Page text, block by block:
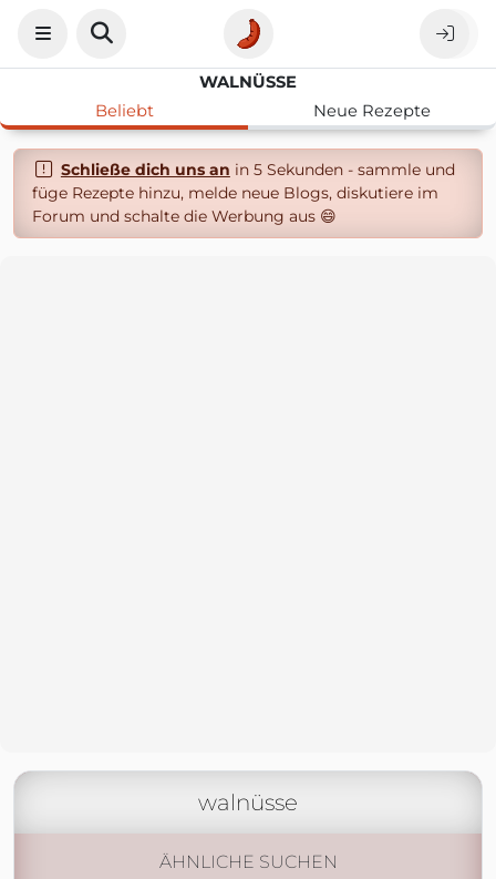
WALNÜSSE
Beliebt
Neue Rezepte
Schließe dich uns an in 5 Sekunden - sammle und
füge Rezepte hinzu, melde neue Blogs, diskutiere im
Forum und schalte die Werbung aus 😄
walnüsse
ÄHNLICHE SUCHEN